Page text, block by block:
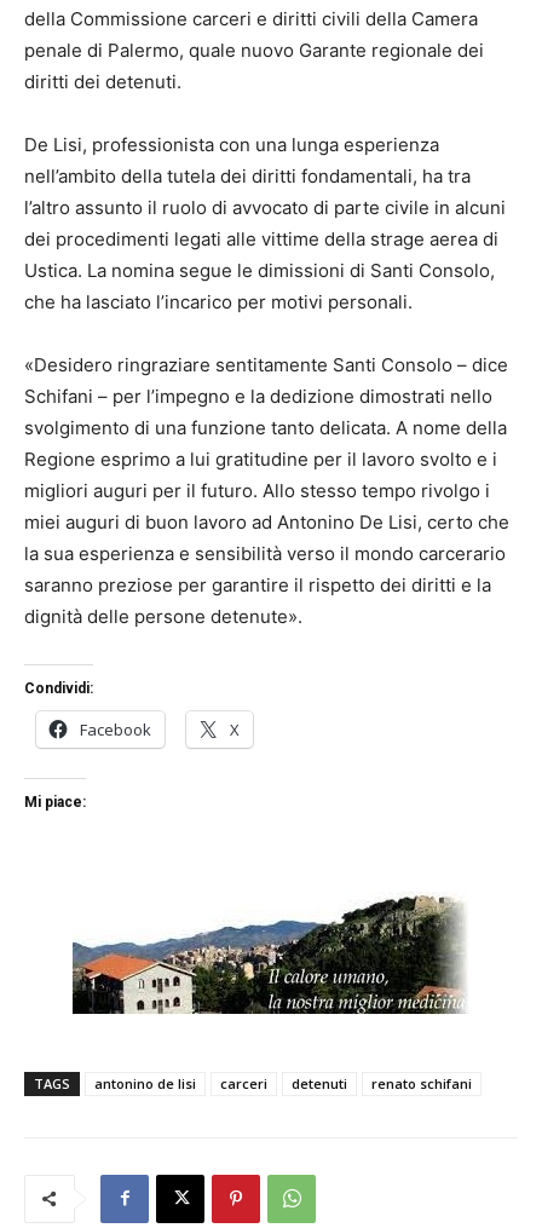
della Commissione carceri e diritti civili della Camera
penale di Palermo, quale nuovo Garante regionale dei
diritti dei detenuti.
De Lisi, professionista con una lunga esperienza
nell’ambito della tutela dei diritti fondamentali, ha tra
l’altro assunto il ruolo di avvocato di parte civile in alcuni
dei procedimenti legati alle vittime della strage aerea di
Ustica. La nomina segue le dimissioni di Santi Consolo,
che ha lasciato l’incarico per motivi personali.
«Desidero ringraziare sentitamente Santi Consolo – dice
Schifani – per l’impegno e la dedizione dimostrati nello
svolgimento di una funzione tanto delicata. A nome della
Regione esprimo a lui gratitudine per il lavoro svolto e i
migliori auguri per il futuro. Allo stesso tempo rivolgo i
miei auguri di buon lavoro ad Antonino De Lisi, certo che
la sua esperienza e sensibilità verso il mondo carcerario
saranno preziose per garantire il rispetto dei diritti e la
dignità delle persone detenute».
Condividi:
Facebook X
Mi piace:
TAGS antonino de lisi carceri detenuti renato schifani